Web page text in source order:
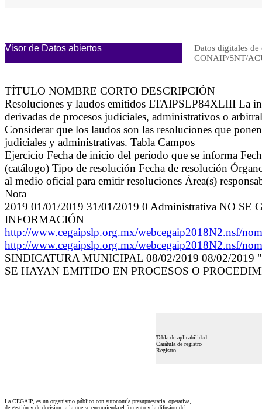
Visor de Datos abiertos
Datos digitales
CONAIP/SNT/
TÍTULO NOMBRE CORTO DESCRIPCIÓN
Resoluciones y laudos emitidos LTAIPSLP84XLIII La
derivadas de procesos judiciales, administrativos o
Considerar que los laudos son las resoluciones que
judiciales y administrativas. Tabla Campos
Ejercicio Fecha de inicio del periodo que se informa
(catálogo) Tipo de resolución Fecha de resolución
al medio oficial para emitir resoluciones Área(s)
Nota
2019 01/01/2019 31/01/2019 0 Administrativa NO
INFORMACIÓN
http://www.cegaipslp.org.mx/webcegaip2018N2.nsf/
http://www.cegaipslp.org.mx/webcegaip2018N2.nsf/
SINDICATURA MUNICIPAL 08/02/2019 08/02/
SE HAYAN EMITIDO EN PROCESOS O
Tabla de aplicabilidad
Carátula de registro
Registro
La CEGAIP, es un organismo público con autonomía presupuestaria, operativa,
de gestión y de decisión, a la que se encomienda el fomento y la difusión del